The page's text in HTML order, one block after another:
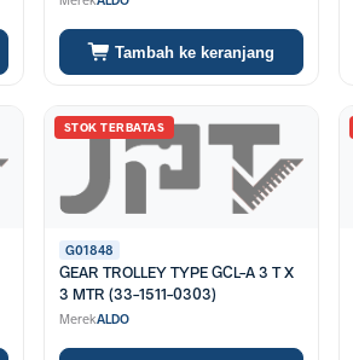
Tambah ke keranjang
STOK TERBATAS
G01848
GEAR TROLLEY TYPE GCL-A 3 T X
3 MTR (33-1511-0303)
MerekALDO